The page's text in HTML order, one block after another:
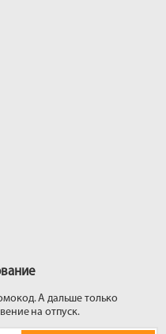
А дальше только
на отпуск.